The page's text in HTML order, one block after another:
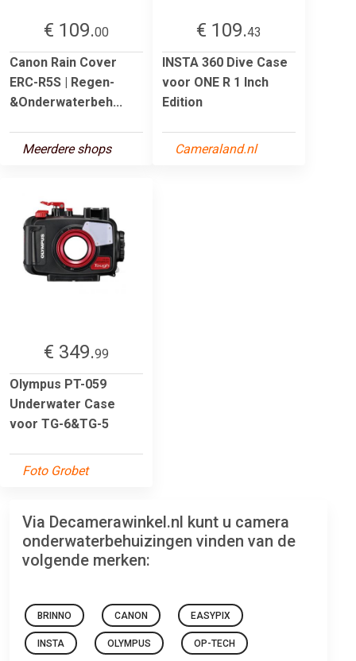
€ 109.00
Canon Rain Cover
ERC-R5S | Regen-
&Onderwaterbeh...
Meerdere shops
€ 109.43
INSTA 360 Dive Case
voor ONE R 1 Inch
Edition
Cameraland.nl
€ 349.99
Olympus PT-059
Underwater Case
voor TG-6&TG-5
Foto Grobet
Via Decamerawinkel.nl kunt u camera
onderwaterbehuizingen vinden van de
volgende merken:
BRINNO CANON EASYPIX
INSTA OLYMPUS OP-TECH